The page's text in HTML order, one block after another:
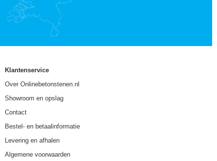
Klantenservice
Over Onlinebetonstenen.nl
Showroom en opslag
Contact
Bestel- en betaalinformatie
Levering en afhalen
Algemene voorwaarden